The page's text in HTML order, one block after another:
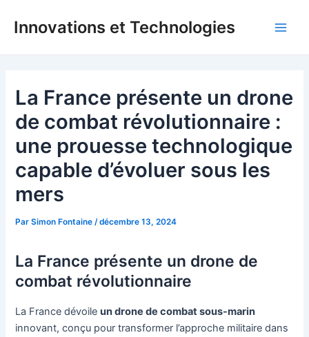
Innovations et Technologies
La France présente un drone
de combat révolutionnaire :
une prouesse technologique
capable d’évoluer sous les
mers
ParSimon Fontaine /décembre 13, 2024
La France présente un drone de
combat révolutionnaire
La France dévoileun drone de combat sous-marin
innovant, conçu pour transformer l’approche militaire dans